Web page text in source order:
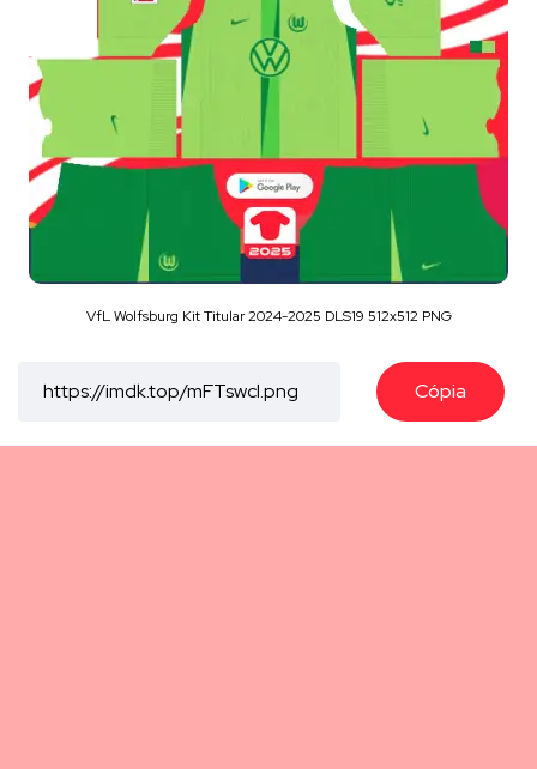
VfL Wolfsburg Kit Titular 2024-2025 DLS19 512x512 PNG
Cópia